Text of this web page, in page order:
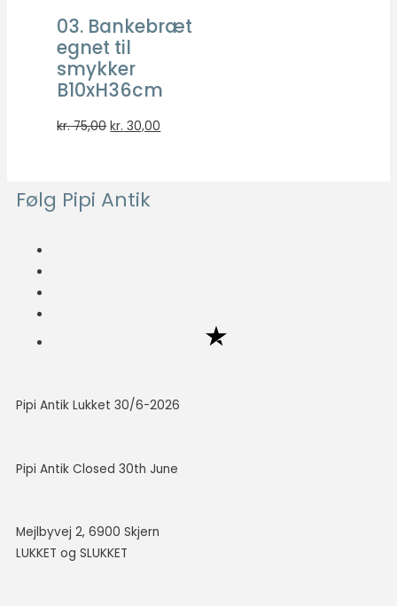
03. Bankebræt
egnet til
smykker
B10xH36cm
kr.75,00 kr. 30,00
Følg Pipi Antik
Pipi Antik Lukket 30/6-2026
Pipi Antik Closed 30th June
Mejlbyvej 2, 6900 Skjern
LUKKET og SLUKKET